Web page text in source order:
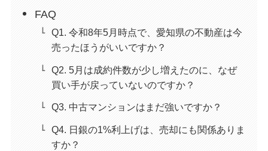
FAQ
Q1. 令和8年5月時点で、愛知県の不動産は今
売ったほうがいいですか？
Q2. 5月は成約件数が少し増えたのに、なぜ
買い手が戻っていないのですか？
Q3. 中古マンションはまだ強いですか？
Q4. 日銀の1%利上げは、売却にも関係ありま
すか？